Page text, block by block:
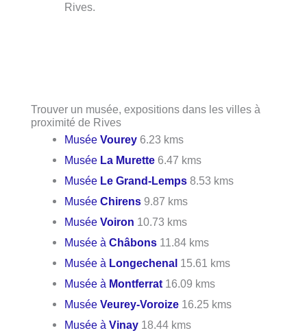
Rives.
Trouver un musée, expositions dans les villes à
proximité de Rives
MuséeVourey 6.23 kms
Musée La Murette 6.47 kms
Musée Le Grand-Lemps 8.53 kms
MuséeChirens 9.87 kms
MuséeVoiron 10.73 kms
Musée àChâbons 11.84 kms
Musée à Longechenal 15.61 kms
Musée à Montferrat 16.09 kms
MuséeVeurey-Voroize 16.25 kms
Musée àVinay 18.44 kms